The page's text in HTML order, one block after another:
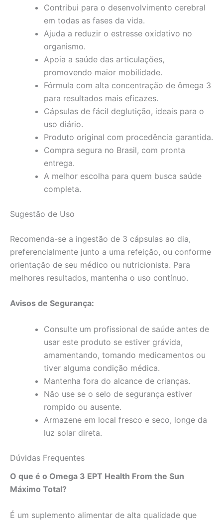
Contribui para o desenvolvimento cerebral
em todas as fases da vida.
Ajuda a reduzir o estresse oxidativo no
organismo.
Apoia a saúde das articulações,
promovendo maior mobilidade.
Fórmula com alta concentração de ômega 3
para resultados mais eficazes.
Cápsulas de fácil deglutição, ideais para o
uso diário.
Produto original com procedência garantida.
Compra segura no Brasil, com pronta
entrega.
A melhor escolha para quem busca saúde
completa.
Sugestão de Uso
Recomenda-se a ingestão de 3 cápsulas ao dia,
preferencialmente junto a uma refeição, ou conforme
orientação de seu médico ou nutricionista. Para
melhores resultados, mantenha o uso contínuo.
Avisos de Segurança:
Consulte um profissional de saúde antes de
usar este produto se estiver grávida,
amamentando, tomando medicamentos ou
tiver alguma condição médica.
Mantenha fora do alcance de crianças.
Não use se o selo de segurança estiver
rompido ou ausente.
Armazene em local fresco e seco, longe da
luz solar direta.
Dúvidas Frequentes
O que é o Omega 3 EPT Health From the Sun
Máximo Total?
É um suplemento alimentar de alta qualidade que